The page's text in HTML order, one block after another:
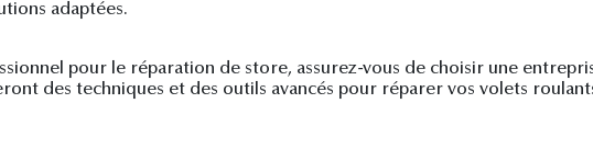
adaptées.
pour le réparation de store, assurez-vous de choisir une
des techniques et des outils avancés pour réparer vos volets